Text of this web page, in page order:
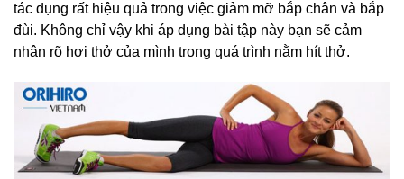
tác dụng rất hiệu quả trong việc giảm mỡ bắp chân và bắp
đùi. Không chỉ vậy khi áp dụng bài tập này bạn sẽ cảm
nhận rõ hơi thở của mình trong quá trình nằm hít thở.